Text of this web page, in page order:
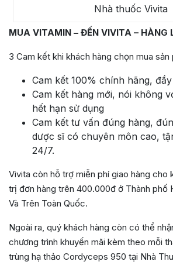
Nhà thuốc Vivita
MUA VITAMIN – ĐẾN VIVITA – HÀNG
3 Cam kết khi khách hàng chọn mua sản
Cam kết 100% chính hãng,
Cam kết hàng mới, nói không
hết hạn sử dụng
Cam kết tư vấn đúng hàng,
dược sĩ có chuyên môn cao,
24/7.
Vivita còn hỗ trợ miễn phí giao hàng cho
trị đơn hàng trên 400.000đ ở Thành phố
Và Trên Toàn Quốc.
Ngoài ra, quý khách hàng còn có thể
chương trình khuyến mãi kèm theo mỗi
trùng hạ thảo Cordyceps 950 tại Nhà